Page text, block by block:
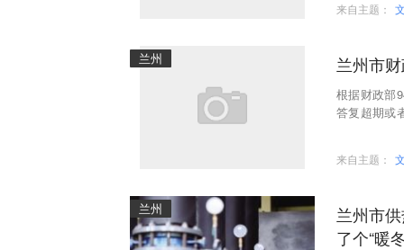
来自主题：
兰州 兰州市
根据财政部
答复超期或
来自主题：
兰州
兰州市
了个“暖